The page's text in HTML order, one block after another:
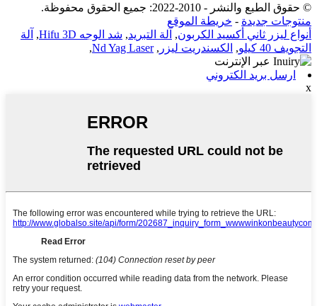
© حقوق الطبع والنشر - 2010-2022: جميع الحقوق محفوظة.
منتوجات جديدة - خريطة الموقع
أنواع ليزر ثاني أكسيد الكربون, آلة التبريد, شد الوجه Hifu 3D , آلة
التجويف 40 كيلو
, الكسندريت ليزر ,
Nd Yag Laser
,
ارسل بريد الكتروني
x